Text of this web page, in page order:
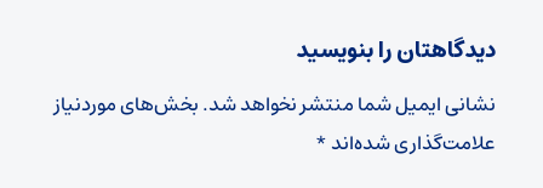
دیدگاهتان را بنویسید
نشانی ایمیل شما منتشر نخواهد شد.بخش‌های موردنیاز
علامت‌گذاری شده‌اند*